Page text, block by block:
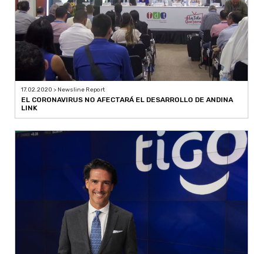
17.02.2020 > Newsline Report
EL CORONAVIRUS NO AFECTARÁ EL DESARROLLO DE ANDINA
LINK